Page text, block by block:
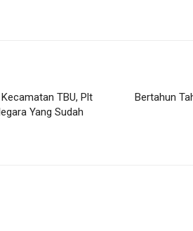
TBU, Plt
Yang Sudah
Bertahun